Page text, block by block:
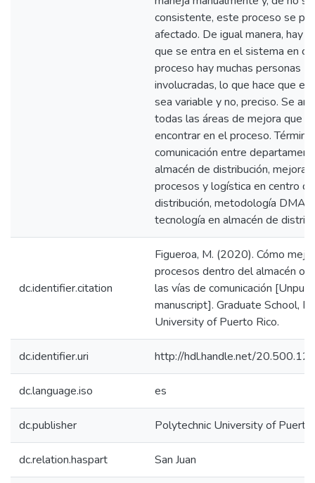
consistente, este proceso se
afectado. De igual manera, hay
que se entra en el sistema en
proceso hay muchas personas
involucradas, lo que hace que el
sea variable y no, preciso. Se
todas las áreas de mejora que
encontrar en el proceso.
comunicación entre
almacén de distribución, mejora
procesos y logística en centro de
distribución, metodología
tecnología en almacén de
dc.identifier.citation
Figueroa, M. (2020). Cómo
procesos dentro del almacén
las vías de comunicación
manuscript]. Graduate School,
University of Puerto Rico.
dc.identifier.uri http://hdl.handle.net/
dc.language.iso es
dc.publisher Polytechnic University of Puerto
dc.relation.haspart San Juan